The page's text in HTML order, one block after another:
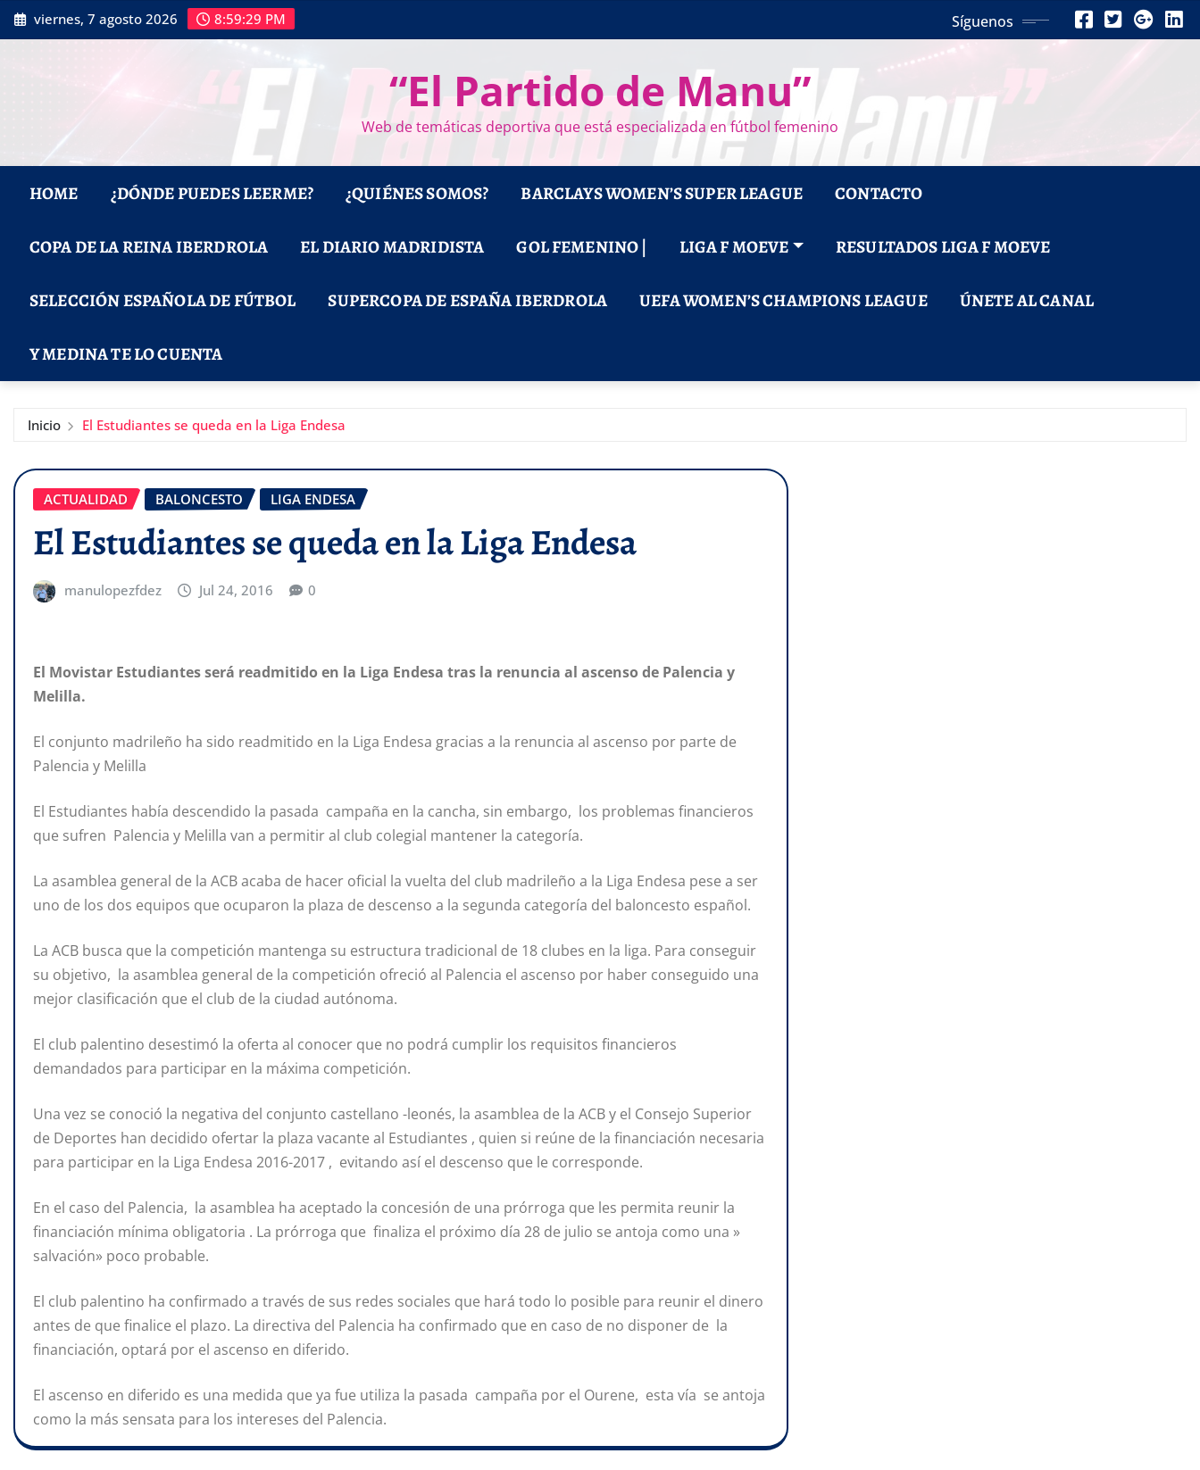
Saltar
al
viernes, 7 agosto 2026 8:59:31 PM Síguenos
“El Partido de Manu”
Web de temáticas deportiva que está especializada en fútbol femenino
HOME ¿DÓNDE PUEDES LEERME? ¿QUIÉNES SOMOS? BARCLAYS WOMEN’S SUPER LEAGUE CONTACTO
COPA DE LA REINA IBERDROLA EL DIARIO MADRIDISTA GOL FEMENINO | LIGA F MOEVE RESULTADOS LIGA F MOEVE
SELECCIÓN ESPAÑOLA DE FÚTBOL SUPERCOPA DE ESPAÑA IBERDROLA UEFA WOMEN’S CHAMPIONS LEAGUE ÚNETE AL CANAL
Y MEDINA TE LO CUENTA
Inicio El Estudiantes se queda en la Liga Endesa
ACTUALIDAD BALONCESTO LIGA ENDESA
El Estudiantes se queda en la Liga Endesa
manulopezfdez Jul 24, 2016 0
El Movistar Estudiantes será readmitido en la Liga Endesa tras la renuncia al ascenso de Palencia y
Melilla.
El conjunto madrileño ha sido readmitido en la Liga Endesa gracias a la renuncia al ascenso por parte de
Palencia y Melilla
El Estudiantes había descendido la pasada campaña en la cancha, sin embargo, los problemas financieros
que sufren Palencia y Melilla van a permitir al club colegial mantener la categoría.
La asamblea general de la ACB acaba de hacer oficial la vuelta del club madrileño a la Liga Endesa pese a ser
uno de los dos equipos que ocuparon la plaza de descenso a la segunda categoría del baloncesto español.
La ACB busca que la competición mantenga su estructura tradicional de 18 clubes en la liga. Para conseguir
su objetivo, la asamblea general de la competición ofreció al Palencia el ascenso por haber conseguido una
mejor clasificación que el club de la ciudad autónoma.
El club palentino desestimó la oferta al conocer que no podrá cumplir los requisitos financieros
demandados para participar en la máxima competición.
Una vez se conoció la negativa del conjunto castellano -leonés, la asamblea de la ACB y el Consejo Superior
de Deportes han decidido ofertar la plaza vacante al Estudiantes , quien si reúne de la financiación necesaria
para participar en la Liga Endesa 2016-2017 , evitando así el descenso que le corresponde.
En el caso del Palencia, la asamblea ha aceptado la concesión de una prórroga que les permita reunir la
financiación mínima obligatoria . La prórroga que finaliza el próximo día 28 de julio se antoja como una »
salvación» poco probable.
El club palentino ha confirmado a través de sus redes sociales que hará todo lo posible para reunir el dinero
antes de que finalice el plazo. La directiva del Palencia ha confirmado que en caso de no disponer de la
financiación, optará por el ascenso en diferido.
El ascenso en diferido es una medida que ya fue utiliza la pasada campaña por el Ourene, esta vía se antoja
como la más sensata para los intereses del Palencia.